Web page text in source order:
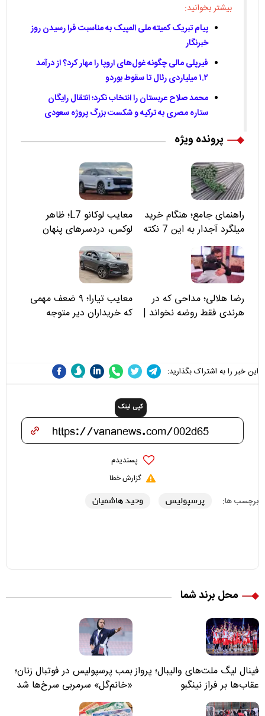
بیشتر بخوانید:
پیام تبریک کمیته ملی المپیک به مناسبت فرا رسیدن روز
خبرنگار
فیرپلی مالی چگونه غول‌های اروپا را مهار کرد؟ از درآمد
۱.۲ میلیاردی رئال تا سقوط بوردو
محمد صلاح عربستان را انتخاب نکرد؛ انتقال رایگان
ستاره مصری به ترکیه و شکست بزرگ پروژه سعودی
پرونده ویژه
راهنمای جامع؛ هنگام خرید
میلگرد آجدار به این 7 نکته
توجه کنید
معایب لوکانو L7؛ ظاهر
لوکس، دردسرهای پنهان
رضا هلالی؛ مداحی که در
هرندی فقط روضه نخواند |
معایب تیارا؛ ۹ ضعف مهمی
که خریداران دیر متوجه
این خبر را به اشتراک بگذارید:
کپی لینک
پسندیدم
گزارش خطا
برچسب ها: پرسپولیس وحید هاشمیان
محل برند شما
فینال لیگ ملت‌های والیبال؛ پرواز
عقاب‌ها بر فراز نینگبو
بمب پرسپولیس در فوتبال زنان؛
«خانم‌گل» سرمربی سرخ‌ها شد